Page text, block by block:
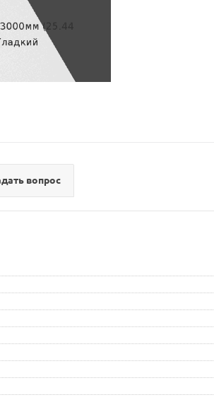
вопрос